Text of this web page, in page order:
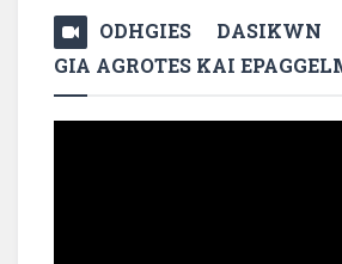
ODHGIES DASIKWN
GIA AGROTES KAI